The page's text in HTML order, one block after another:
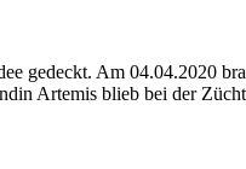
gedeckt. Am 04.04.2020
Artemis blieb bei der